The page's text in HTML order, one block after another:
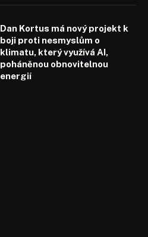
Dan Kortus má nový projekt k
boji proti nesmyslům o
klimatu, který využívá AI,
poháněnou obnovitelnou
energií